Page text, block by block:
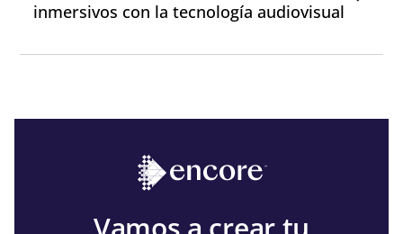
inmersivos con la tecnología audiovisual